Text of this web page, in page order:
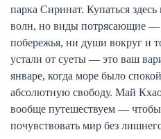
парка Сиринат. Купаться здесь
волн, но виды потрясающие
побережья, ни души вокруг и
устали от суеты — это ваш
январе, когда море было
абсолютную свободу. Май
вообще путешествуем —
почувствовать мир без